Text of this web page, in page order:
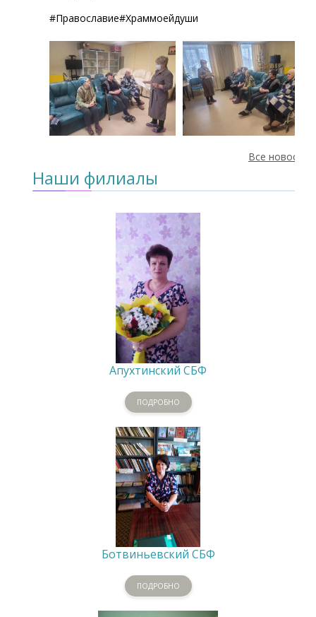
#Православие#Храммоейдуши
Все новости
Наши филиалы
Апухтинский СБФ
ПОДРОБНО
Ботвиньевский СБФ
ПОДРОБНО